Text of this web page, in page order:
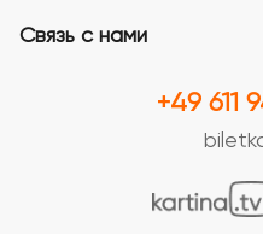
Связь с нами
+49 611